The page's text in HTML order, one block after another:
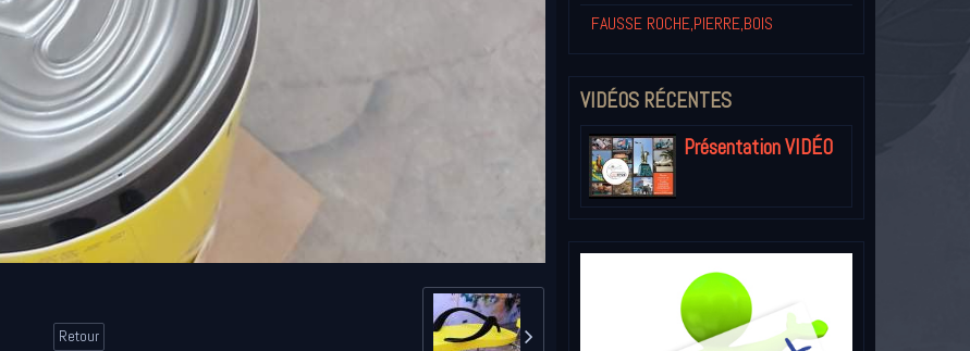
Retour
FAUSSE ROCHE,PIERRE,BOIS
VIDÉOS RÉCENTES
Présentation VIDÉO